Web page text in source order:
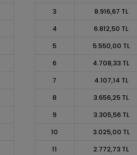
3
8.916,67 TL
4
6.812,50 TL
5
5.550,00 TL
6
4.708,33 TL
7
4.107,14 TL
8
3.656,25 TL
9
3.305,56 TL
10
3.025,00 TL
11
2.772,73 TL